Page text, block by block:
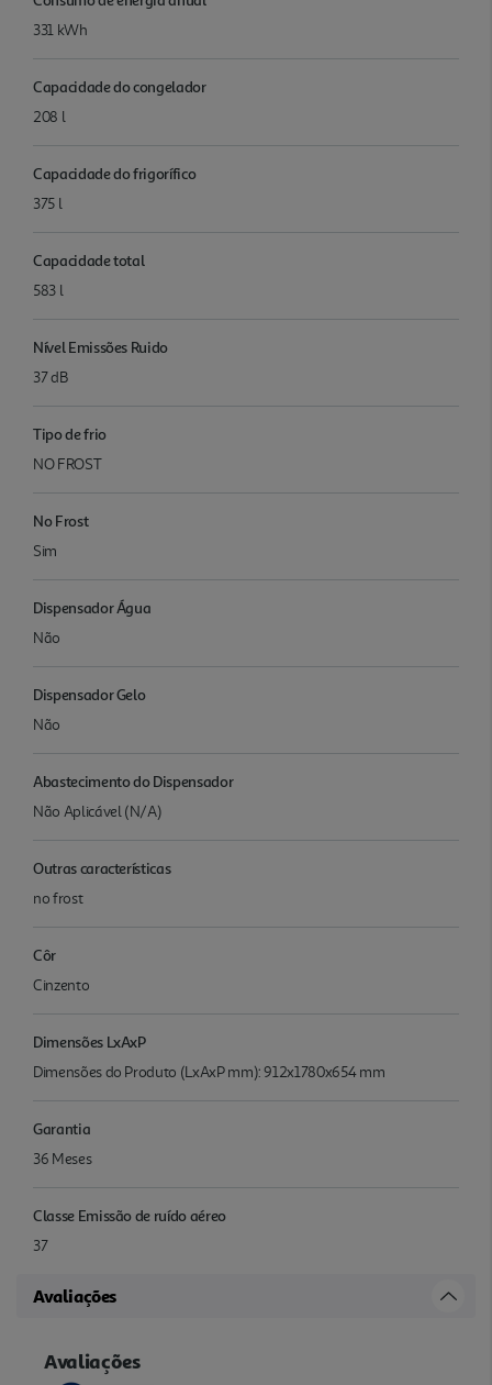
331 kWh
Capacidade do congelador
208 l
Capacidade do frigorífico
375 l
Capacidade total
583 l
Nível Emissões Ruido
37 dB
Tipo de frio
NO FROST
No Frost
Sim
Dispensador Água
Não
Dispensador Gelo
Não
Abastecimento do Dispensador
Não Aplicável (N/A)
Outras características
no frost
Côr
Cinzento
Dimensões LxAxP
Dimensões do Produto (LxAxP mm): 912x1780x654 mm
Garantia
36 Meses
Classe Emissão de ruído aéreo
37
Avaliações